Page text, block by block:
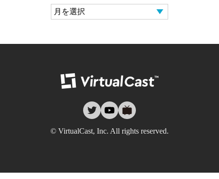
twitteryoutube
© VirtualCast, Inc. All rights reserved.